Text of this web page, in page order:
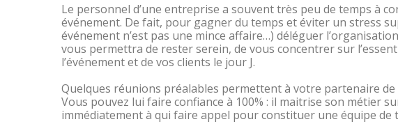
Le personnel d’une entreprise a souvent très peu de temps à
événement. De fait, pour gagner du temps et éviter un stress
événement n’est pas une mince affaire…) déléguer
vous permettra de rester serein, de vous concentrer sur
l’événement et de vos clients le jour J.
Quelques réunions préalables permettent à votre partenaire
Vous pouvez lui faire confiance à 100% : il maitrise son métier
immédiatement à qui faire appel pour constituer une équipe de